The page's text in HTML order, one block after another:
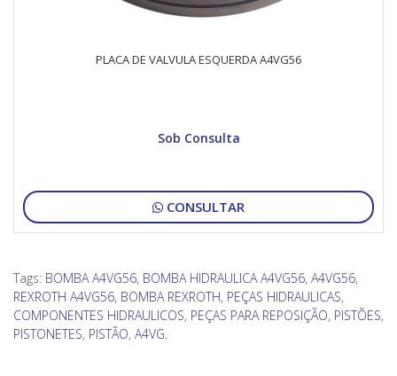
PLACA DE VALVULA ESQUERDA A4VG56
Sob Consulta
CONSULTAR
Tags: BOMBA A4VG56, BOMBA HIDRAULICA A4VG56, A4VG56,
REXROTH A4VG56, BOMBA REXROTH, PEÇAS HIDRAULICAS,
COMPONENTES HIDRAULICOS, PEÇAS PARA REPOSIÇÃO, PISTÕES,
PISTONETES, PISTÃO, A4VG.